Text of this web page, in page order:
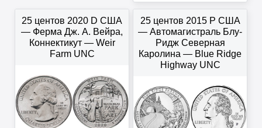
25 центов 2020 D США
— Ферма Дж. А. Вейра,
Коннектикут — Weir
Farm UNC
25 центов 2015 P США
— Автомагистраль Блу-
Ридж Северная
Каролина — Blue Ridge
Highway UNC